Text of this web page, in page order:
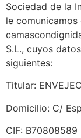
Sociedad de la
le
S.L., cuyos
siguientes:
Titular:
Domicilio: C/
CIF: B70808589